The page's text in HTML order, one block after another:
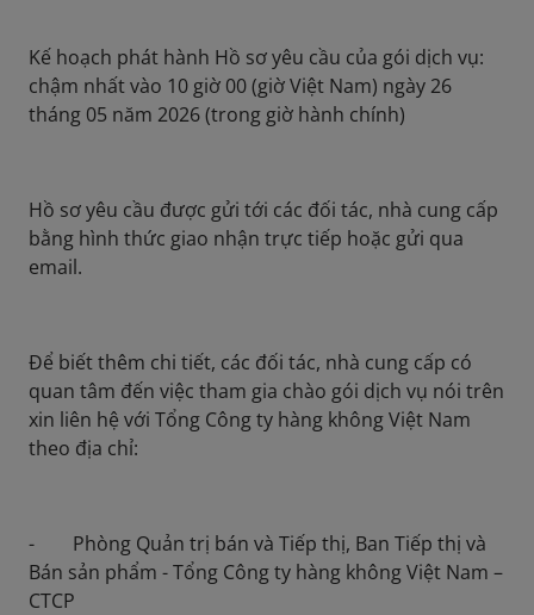
Kế hoạch phát hành Hồ sơ yêu cầu của gói dịch vụ:
chậm nhất vào 10 giờ 00 (giờ Việt Nam) ngày 26
tháng 05 năm 2026 (trong giờ hành chính)
Hồ sơ yêu cầu được gửi tới các đối tác, nhà cung cấp
bằng hình thức giao nhận trực tiếp hoặc gửi qua
email.
Để biết thêm chi tiết, các đối tác, nhà cung cấp có
quan tâm đến việc tham gia chào gói dịch vụ nói trên
xin liên hệ với Tổng Công ty hàng không Việt Nam
theo địa chỉ:
- Phòng Quản trị bán và Tiếp thị, Ban Tiếp thị và
Bán sản phẩm - Tổng Công ty hàng không Việt Nam –
CTCP